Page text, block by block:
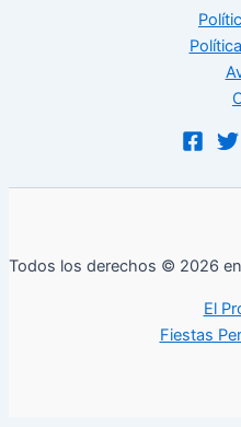
Todos los derechos © 2026
El
Fiestas